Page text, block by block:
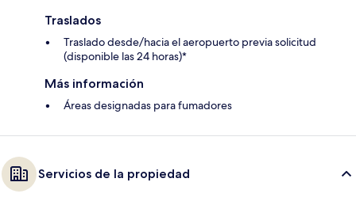
Traslados
Traslado desde/hacia el aeropuerto previa solicitud
(disponible las 24 horas)*
Más información
Áreas designadas para fumadores
Servicios de la propiedad